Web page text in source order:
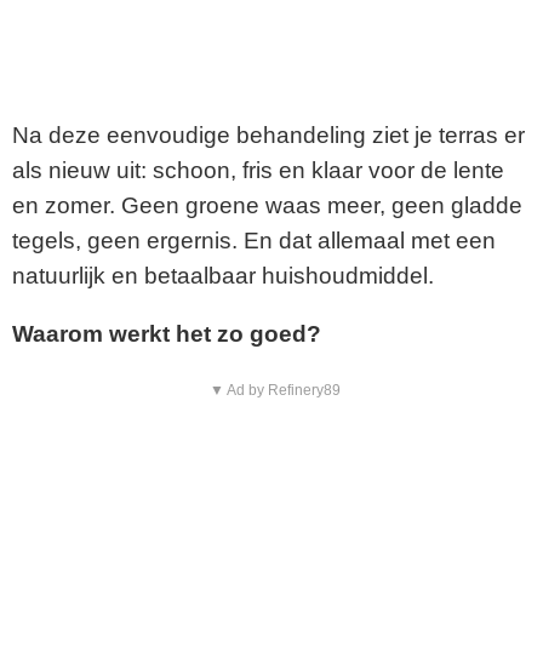
Na deze eenvoudige behandeling ziet je terras er
als nieuw uit: schoon, fris en klaar voor de lente
en zomer. Geen groene waas meer, geen gladde
tegels, geen ergernis. En dat allemaal met een
natuurlijk en betaalbaar huishoudmiddel.
Waarom werkt het zo goed?
▼ Ad by Refinery89